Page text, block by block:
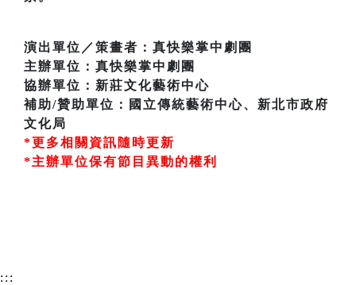
演出單位／策畫者：真快樂掌中劇團
主辦單位：真快樂掌中劇團
協辦單位：新莊文化藝術中心
補助/贊助單位：國立傳統藝術中心、新北市政府
文化局
*更多相關資訊隨時更新
*主辦單位保有節目異動的權利
:::